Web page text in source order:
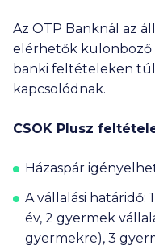
Az OTP Banknál az
elérhetők különböző
banki feltételeken
kapcsolódnak.
CSOK Plusz
Házaspár
A vállalási határidő:
év, 2 gyermek
gyermekre), 3